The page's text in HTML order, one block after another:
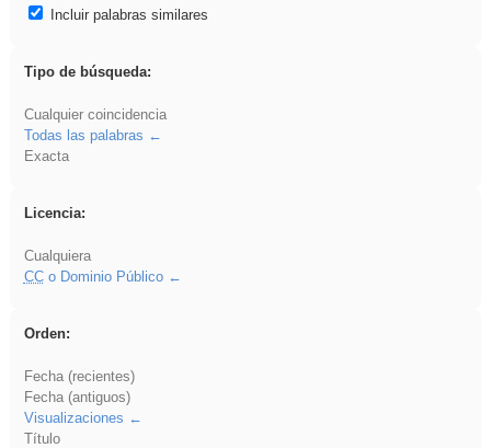
Incluir palabras similares
Tipo de búsqueda:
Cualquier coincidencia
Todas las palabras
Exacta
Licencia:
Cualquiera
CCo Dominio Público
Orden:
Fecha (recientes)
Fecha (antiguos)
Visualizaciones
Título